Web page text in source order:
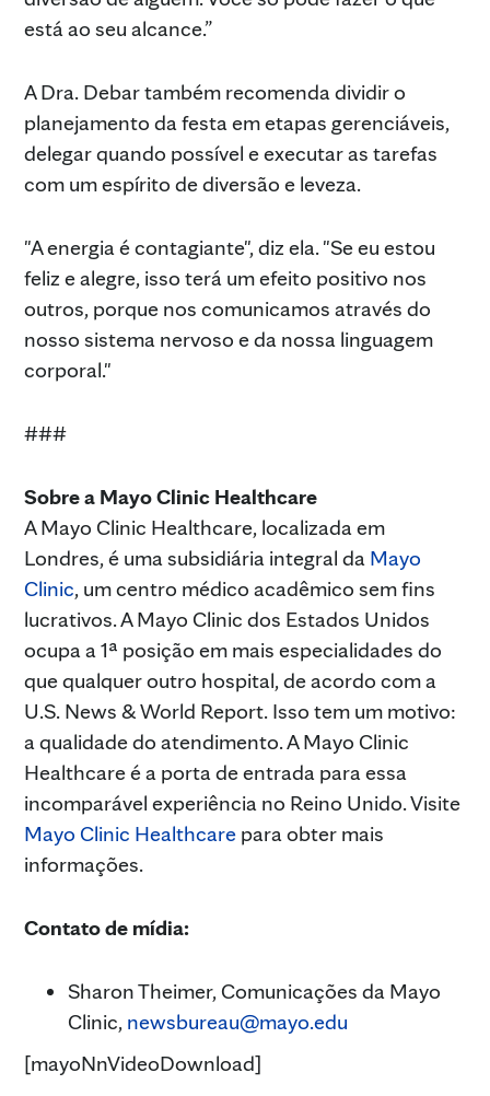
está ao seu alcance.”
A Dra. Debar também recomenda dividir o
planejamento da festa em etapas gerenciáveis,
delegar quando possível e executar as tarefas
com um espírito de diversão e leveza.
"A energia é contagiante", diz ela. "Se eu estou
feliz e alegre, isso terá um efeito positivo nos
outros, porque nos comunicamos através do
nosso sistema nervoso e da nossa linguagem
corporal."
###
Sobre a Mayo Clinic Healthcare
A Mayo Clinic Healthcare, localizada em
Londres, é uma subsidiária integral da Mayo
Clinic, um centro médico acadêmico sem fins
lucrativos. A Mayo Clinic dos Estados Unidos
ocupa a 1ª posição em mais especialidades do
que qualquer outro hospital, de acordo com a
U.S. News & World Report. Isso tem um motivo:
a qualidade do atendimento. A Mayo Clinic
Healthcare é a porta de entrada para essa
incomparável experiência no Reino Unido. Visite
Mayo Clinic Healthcare para obter mais
informações.
Contato de mídia:
Sharon Theimer, Comunicações da Mayo
Clinic, newsbureau@mayo.edu
[mayoNnVideoDownload]